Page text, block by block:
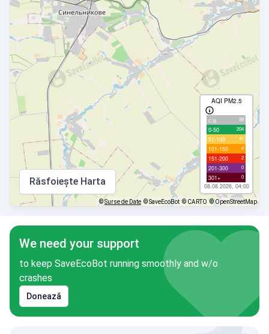
AQI PM2.5
с/д 99
0-50 204
51-100 41
101-150 4
151-200 2
201-300 0
301+ 0
08.08.2026, 04:00
Răsfoiește Harta
©Surse de Date © SaveEcoBot © CARTO © OpenStreetMap
We need your support
to keep SaveEcoBot running smoothly and w/o
crashes
Donează